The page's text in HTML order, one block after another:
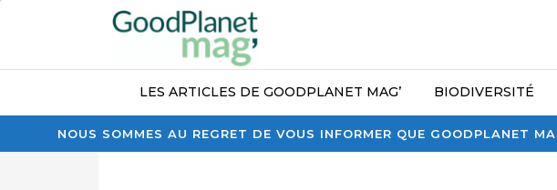
NOUS SOMMES AU REGRET DE VOUS INFORMER QUE GOODPLANET
LES ARTICLES DE GOODPLANET MAG’ BIODIVERSITÉ